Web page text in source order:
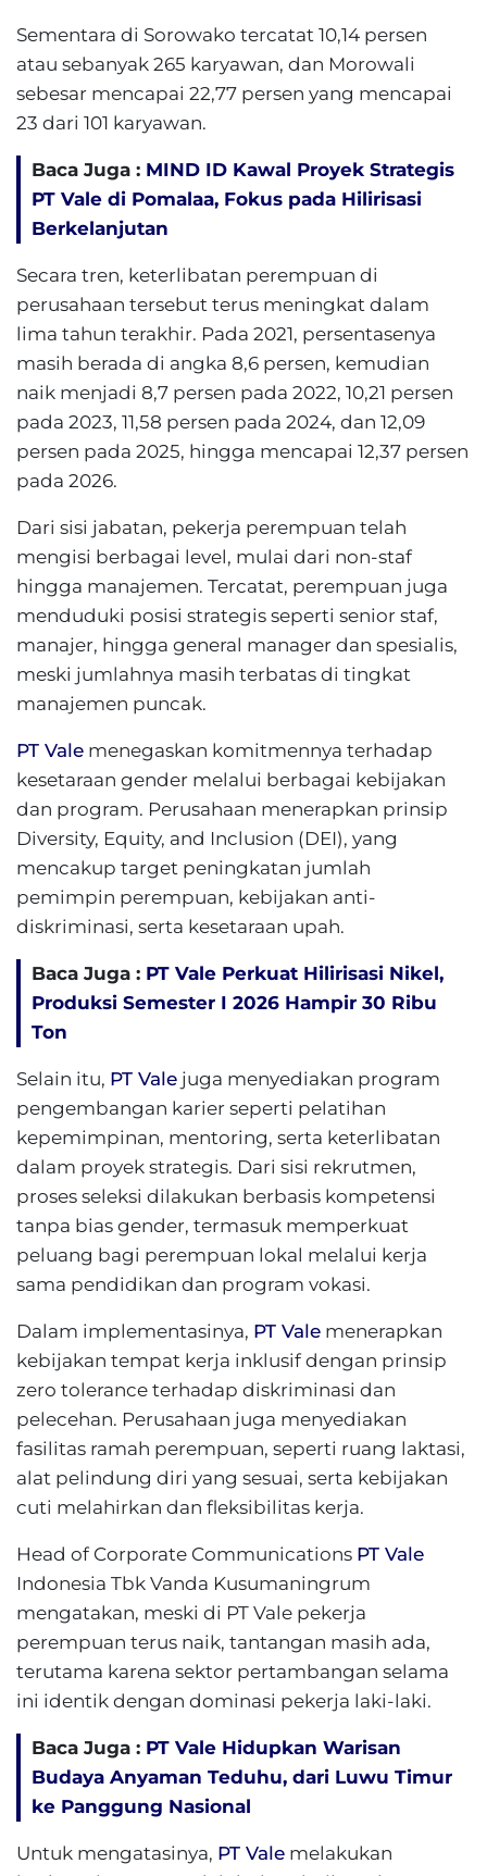
Sementara di Sorowako tercatat 10,14 persen
atau sebanyak 265 karyawan, dan Morowali
sebesar mencapai 22,77 persen yang mencapai
23 dari 101 karyawan.
Baca Juga : MIND ID Kawal Proyek Strategis
PT Vale di Pomalaa, Fokus pada Hilirisasi
Berkelanjutan
Secara tren, keterlibatan perempuan di
perusahaan tersebut terus meningkat dalam
lima tahun terakhir. Pada 2021, persentasenya
masih berada di angka 8,6 persen, kemudian
naik menjadi 8,7 persen pada 2022, 10,21 persen
pada 2023, 11,58 persen pada 2024, dan 12,09
persen pada 2025, hingga mencapai 12,37 persen
pada 2026.
Dari sisi jabatan, pekerja perempuan telah
mengisi berbagai level, mulai dari non-staf
hingga manajemen. Tercatat, perempuan juga
menduduki posisi strategis seperti senior staf,
manajer, hingga general manager dan spesialis,
meski jumlahnya masih terbatas di tingkat
manajemen puncak.
PT Vale menegaskan komitmennya terhadap
kesetaraan gender melalui berbagai kebijakan
dan program. Perusahaan menerapkan prinsip
Diversity, Equity, and Inclusion (DEI), yang
mencakup target peningkatan jumlah
pemimpin perempuan, kebijakan anti-
diskriminasi, serta kesetaraan upah.
Baca Juga : PT Vale Perkuat Hilirisasi Nikel,
Produksi Semester I 2026 Hampir 30 Ribu
Ton
Selain itu, PT Vale juga menyediakan program
pengembangan karier seperti pelatihan
kepemimpinan, mentoring, serta keterlibatan
dalam proyek strategis. Dari sisi rekrutmen,
proses seleksi dilakukan berbasis kompetensi
tanpa bias gender, termasuk memperkuat
peluang bagi perempuan lokal melalui kerja
sama pendidikan dan program vokasi.
Dalam implementasinya, PT Vale menerapkan
kebijakan tempat kerja inklusif dengan prinsip
zero tolerance terhadap diskriminasi dan
pelecehan. Perusahaan juga menyediakan
fasilitas ramah perempuan, seperti ruang laktasi,
alat pelindung diri yang sesuai, serta kebijakan
cuti melahirkan dan fleksibilitas kerja.
Head of Corporate Communications PT Vale
Indonesia Tbk Vanda Kusumaningrum
mengatakan, meski di PT Vale pekerja
perempuan terus naik, tantangan masih ada,
terutama karena sektor pertambangan selama
ini identik dengan dominasi pekerja laki-laki.
Baca Juga : PT Vale Hidupkan Warisan
Budaya Anyaman Teduhu, dari Luwu Timur
ke Panggung Nasional
Untuk mengatasinya, PT Vale melakukan